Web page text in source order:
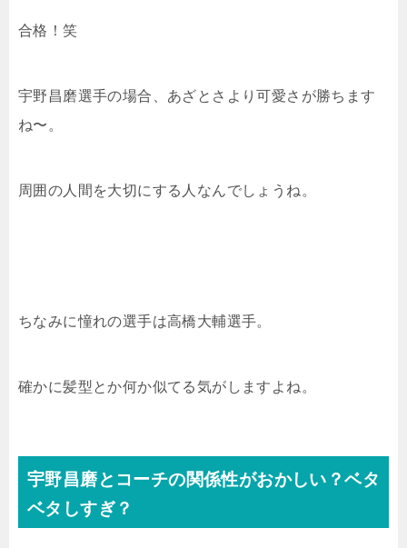
合格！笑
宇野昌磨選手の場合、あざとさより可愛さが勝ちます
ね〜。
周囲の人間を大切にする人なんでしょうね。
ちなみに憧れの選手は高橋大輔選手。
確かに髪型とか何か似てる気がしますよね。
宇野昌磨とコーチの関係性がおかしい？ベタ
ベタしすぎ？